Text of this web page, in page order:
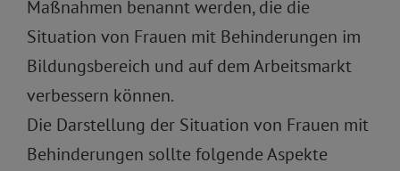
Maßnahmen benannt werden, die die
Situation von Frauen mit Behinderungen im
Bildungsbereich und auf dem Arbeitsmarkt
verbessern können.
Die Darstellung der Situation von Frauen mit
Behinderungen sollte folgende Aspekte